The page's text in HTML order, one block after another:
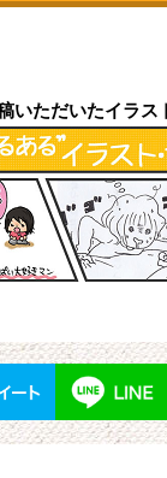
いただいたイラス